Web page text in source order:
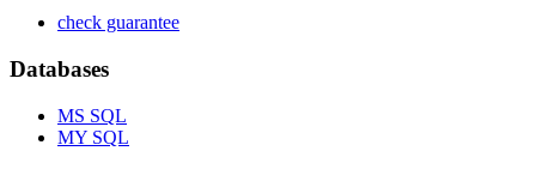
check guarantee
Databases
MS SQL
MY SQL